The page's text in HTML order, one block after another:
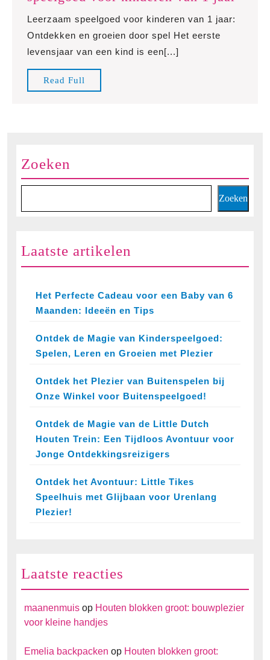
Leerzaam speelgoed voor kinderen van 1 jaar:
Ontdekken en groeien door spel Het eerste
levensjaar van een kind is een[...]
Read Full
Full
Zoeken
Zoeken
Laatste artikelen
Het Perfecte Cadeau voor een Baby van 6
Maanden: Ideeën en Tips
Ontdek de Magie van Kinderspeelgoed:
Spelen, Leren en Groeien met Plezier
Ontdek het Plezier van Buitenspelen bij
Onze Winkel voor Buitenspeelgoed!
Ontdek de Magie van de Little Dutch
Houten Trein: Een Tijdloos Avontuur voor
Jonge Ontdekkingsreizigers
Ontdek het Avontuur: Little Tikes
Speelhuis met Glijbaan voor Urenlang
Plezier!
Laatste reacties
maanenmuis op Houten blokken groot: bouwplezier
voor kleine handjes
Emelia backpacken op Houten blokken groot: